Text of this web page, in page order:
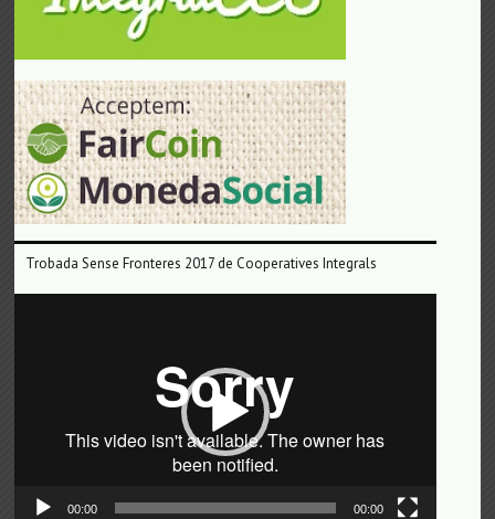
Trobada Sense Fronteres 2017 de Cooperatives Integrals
00:00 00:00